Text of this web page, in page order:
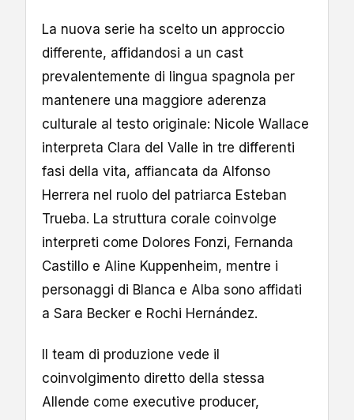
La nuova serie ha scelto un approccio
differente, affidandosi a un cast
prevalentemente di lingua spagnola per
mantenere una maggiore aderenza
culturale al testo originale: Nicole Wallace
interpreta Clara del Valle in tre differenti
fasi della vita, affiancata da Alfonso
Herrera nel ruolo del patriarca Esteban
Trueba. La struttura corale coinvolge
interpreti come Dolores Fonzi, Fernanda
Castillo e Aline Kuppenheim, mentre i
personaggi di Blanca e Alba sono affidati
a Sara Becker e Rochi Hernández.
Il team di produzione vede il
coinvolgimento diretto della stessa
Allende come executive producer,